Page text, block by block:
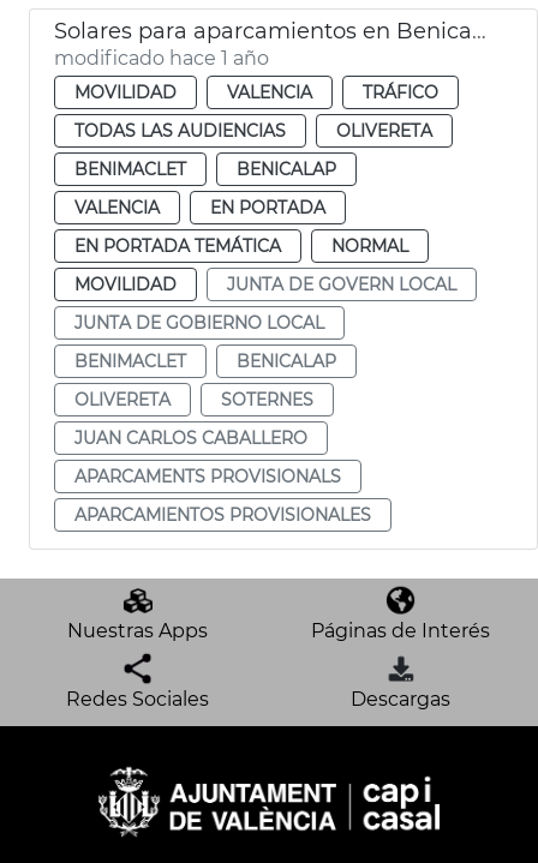
Solares para aparcamientos en Benicalap, Benimàmet, Soternes
modificado hace 1 año
MOVILIDAD VALENCIA
TRÁFICO
TODAS LAS AUDIENCIAS
OLIVERETA
BENIMACLET
BENICALAP
VALENCIA
EN PORTADA
EN PORTADA TEMÁTICA
NORMAL
MOVILIDAD
JUNTA DE GOVERN LOCAL
JUNTA DE GOBIERNO LOCAL
BENIMACLET
BENICALAP
OLIVERETA
SOTERNES
JUAN CARLOS CABALLERO
APARCAMENTS PROVISIONALS
APARCAMIENTOS PROVISIONALES
Nuestras Apps Páginas de Interés
Redes Sociales Descargas